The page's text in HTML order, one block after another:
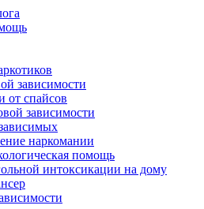
зависимости
от спайсов
зависимости
наркомании
помощь
интоксикации на дому